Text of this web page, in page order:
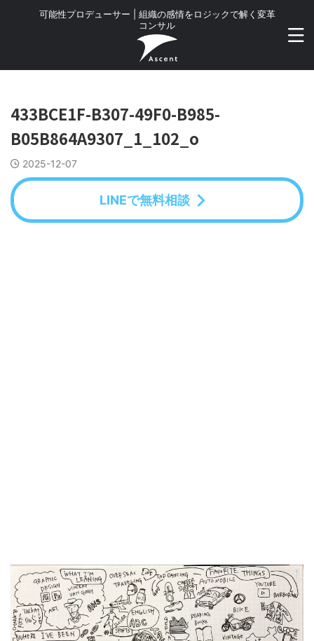
可能性プロデューサー | 組織の感情をロジックで解く変革
コンサル
433BCE1F-B307-49F0-B985-
B05B864A9307_1_102_o
2025-12-07
LINEで無料相談